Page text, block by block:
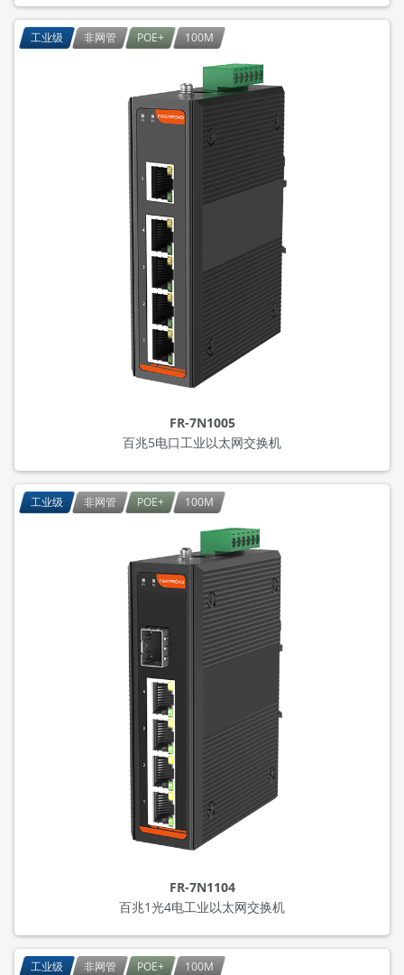
FR-7N1005
百兆5电口工业以太网交换机
工业级 非网管 POE+ 100M
FR-7N1104
百兆1光4电工业以太网交换机
工业级 非网管 POE+ 100M
工业级 非网管 POE+ 100M